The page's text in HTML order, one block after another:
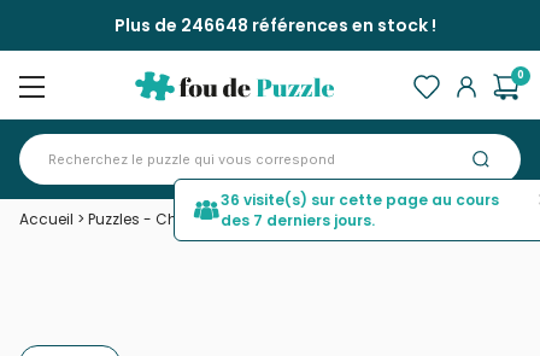
Plus de 246648 références en stock !
0
Accueil > Puzzles - Chats>Chatons et Oiseaux
36 visite(s) sur cette page au cours
des 7 derniers jours.